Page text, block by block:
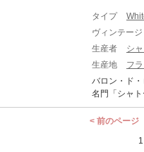
ecades. - By
ローラルで
ジ、パイナッ
に包まれてい
れた味わい
エキゾチッ
5%、ソーヴ
た。早くか
ジ。 2020
ヨン89%、
2% アルコー
極甘口 ワインアドヴォケイト：(94 - 96) ポイント Rating
otti-Brown
mber 2020,
r, the 2019
fresh
y with wafts
its with
色に）や、
あります。
をご理解頂い
だわりを持
にお買い得
うべき生産者です。 「シャトー・
のディケムの
よって、500
同じく、収
干しブドウ
わいは、ディ
との大きな
タイプ
ヴィンテージ
生産者
シ
生産地
フ
バロン・ド
名門「シャトー・リュ
ック」は、
トーの一つと
列であるこ
< 前のページ